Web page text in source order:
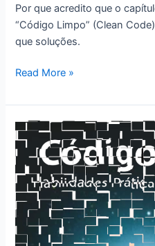
Por que acredito que o
“Código Limpo” (Clean
que soluções.
Eu
o
Clean
Code
–
Parte
3
–
Nefasto
Read More »